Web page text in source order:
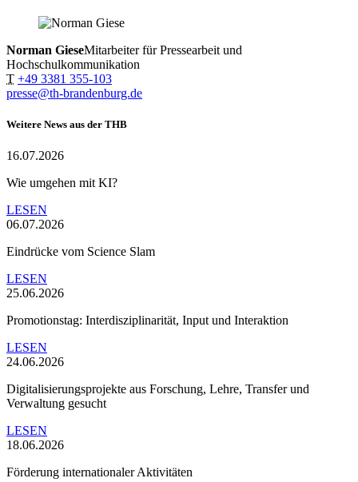
Norman GieseMitarbeiter für Pressearbeit und
Hochschulkommunikation
T +49 3381 355-103
presse@th-brandenburg.de
Weitere News aus der THB
16.07.2026
Wie umgehen mit KI?
LESEN
06.07.2026
Eindrücke vom Science Slam
LESEN
25.06.2026
Promotionstag: Interdisziplinarität, Input und Interaktion
LESEN
24.06.2026
Digitalisierungsprojekte aus Forschung, Lehre, Transfer und
Verwaltung gesucht
LESEN
18.06.2026
Förderung internationaler Aktivitäten